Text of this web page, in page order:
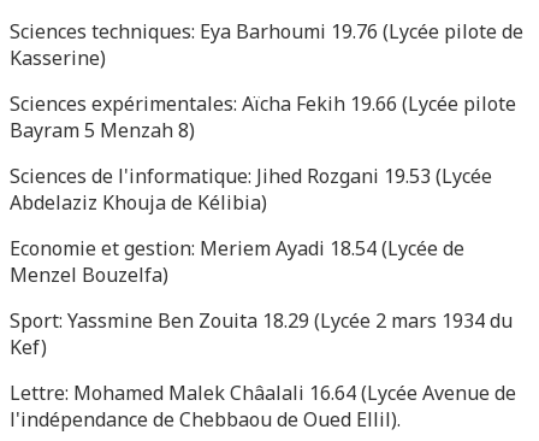
Sciences techniques: Eya Barhoumi 19.76 (Lycée pilote de
Kasserine)
Sciences expérimentales: Aïcha Fekih 19.66 (Lycée pilote
Bayram 5 Menzah 8)
Sciences de l'informatique: Jihed Rozgani 19.53 (Lycée
Abdelaziz Khouja de Kélibia)
Economie et gestion: Meriem Ayadi 18.54 (Lycée de
Menzel Bouzelfa)
Sport: Yassmine Ben Zouita 18.29 (Lycée 2 mars 1934 du
Kef)
Lettre: Mohamed Malek Châalali 16.64 (Lycée Avenue de
l'indépendance de Chebbaou de Oued Ellil).